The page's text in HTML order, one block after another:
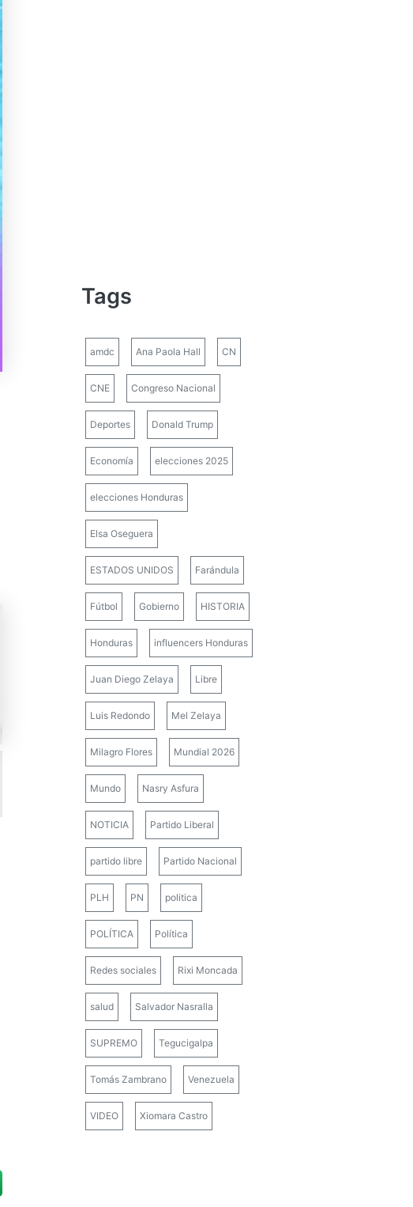
Tags
amdc Ana Paola Hall CN
CNE Congreso Nacional
Deportes Donald Trump
Economía elecciones 2025
elecciones Honduras
Elsa Oseguera
ESTADOS UNIDOS Farándula
Fútbol Gobierno HISTORIA
Honduras influencers Honduras
Juan Diego Zelaya Libre
Luis Redondo Mel Zelaya
Milagro Flores Mundial 2026
Mundo Nasry Asfura
NOTICIA Partido Liberal
partido libre Partido Nacional
PLH PN politica
POLÍTICA Política
Redes sociales Rixi Moncada
salud Salvador Nasralla
SUPREMO Tegucigalpa
Tomás Zambrano Venezuela
VIDEO Xiomara Castro